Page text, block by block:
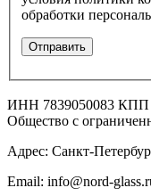
обработки
ИНН 7839050083 КПП
Общество с
Адрес: Санкт-
Email: info@nord-